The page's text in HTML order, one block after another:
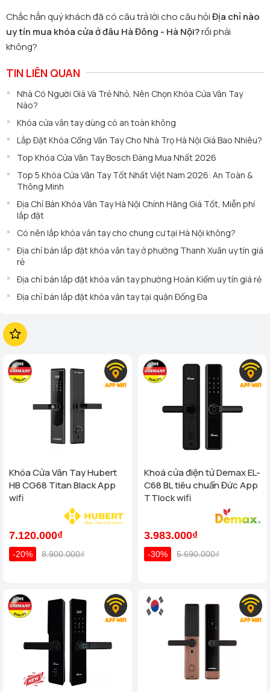
Chắc hẳn quý khách đã có câu trả lời cho câu hỏiĐịa chỉ nào
uy tín mua khóa cửa ở đâu Hà Đông - Hà Nội?rồi phải
không?
TIN LIÊN QUAN
Nhà Có Người Già Và Trẻ Nhỏ, Nên Chọn Khóa Cửa Vân Tay
Nào?
Khóa cửa vân tay dùng có an toàn không
Lắp Đặt Khóa Cổng Vân Tay Cho Nhà Trọ Hà Nội Giá Bao Nhiêu?
Top Khóa Cửa Vân Tay Bosch Đáng Mua Nhất 2026
Top 5 Khóa Cửa Vân Tay Tốt Nhất Việt Nam 2026: An Toàn &
Thông Minh
Địa Chỉ Bán Khóa Vân Tay Hà Nội Chính Hãng Giá Tốt, Miễn phí
lắp đặt
Có nên lắp khóa vân tay cho chung cư tại Hà Nội không?
Địa chỉ bán lắp đặt khóa vân tay ở phường Thanh Xuân uy tín giá
rẻ
Địa chỉ bán lắp đặt khóa vân tay phường Hoàn Kiếm uy tín giá rẻ
Địa chỉ bán lắp đặt khóa vân tay tại quận Đống Đa
Khóa Cửa Vân Tay Hubert
HB CG68 Titan Black App
wifi
7.120.000₫
-20% 8.900.000₫
Khoá cửa điện tử Demax EL-
C68 BL tiêu chuẩn Đức App
TTlock wifi
3.983.000₫
-30% 5.690.000₫